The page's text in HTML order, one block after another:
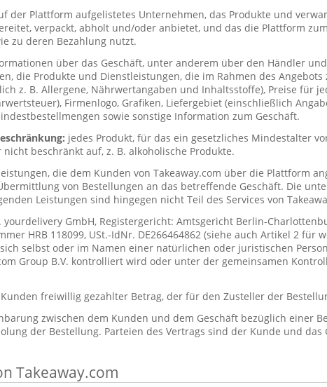
der Plattform aufgelistetes Unternehmen, das Produkte und
verpackt, abholt und/oder anbietet, und das die Plattform
zu deren Bezahlung nutzt.
über das Geschäft, unter anderem über den Händler
die Produkte und Dienstleistungen, die im Rahmen des
z. B. Allergene, Nährwertangaben und Inhaltsstoffe), Preise für
Firmenlogo, Grafiken, Liefergebiet (einschließlich
sowie sonstige Information zum Geschäft.
jedes Produkt, für das ein gesetzliches Mindestalter
beschränkt auf, z. B. alkoholische Produkte.
die dem Kunden von Takeaway.com über die Plattform
von Bestellungen an das betreffende Geschäft. Die
Leistungen sind hingegen nicht Teil des Services von
yourdelivery GmbH, Registergericht: Amtsgericht Berlin-
HRB 118099, USt.-IdNr. DE266464862 (siehe auch Artikel 2 für
selbst oder im Namen einer natürlichen oder juristischen
Group B.V. kontrolliert wird oder unter der gemeinsamen
Kunden freiwillig gezahlter Betrag, der für den Zusteller der
zwischen dem Kunden und dem Geschäft bezüglich einer
der Bestellung. Parteien des Vertrags sind der Kunde und das
Takeaway.com